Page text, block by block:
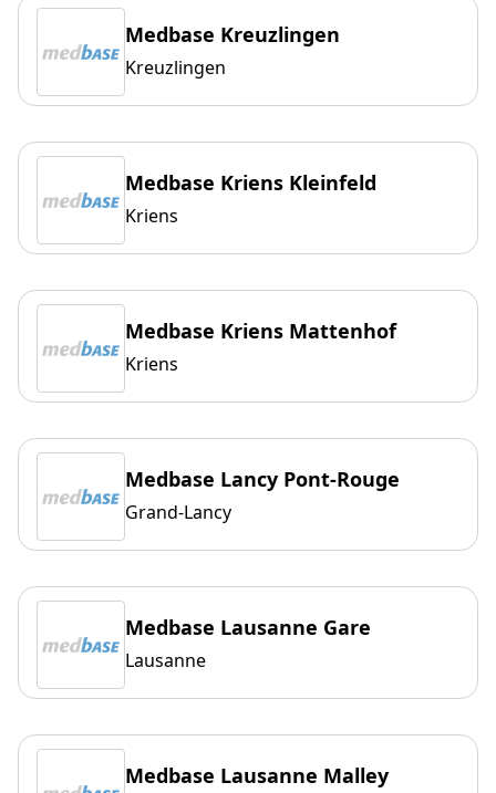
Medbase Kreuzlingen
Kreuzlingen
Medbase Kriens Kleinfeld
Kriens
Medbase Kriens Mattenhof
Kriens
Medbase Lancy Pont-Rouge
Grand-Lancy
Medbase Lausanne Gare
Lausanne
Medbase Lausanne Malley